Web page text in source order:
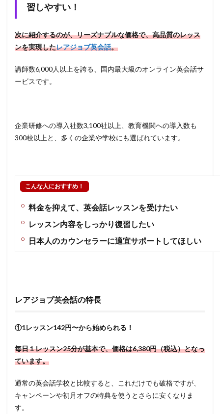
習しやすい！
次に紹介するのが、リーズナブルな価格で、高品質のレッス
ンを実現したレアジョブ英会話。
講師数6,000人以上を誇る、国内最大級のオンライン英会話サ
ービスです。
企業研修への導入社数3,100社以上、教育機関への導入数も
300校以上と、多くの企業や学校にも選ばれています。
こんな人におすすめ！
料金を抑えて、英会話レッスンを受けたい
レッスン内容をしっかり復習したい
日本人のカウンセラーに適宜サポートしてほしい
レアジョブ英会話の特長
①1レッスン142円〜から始められる！
毎日１レッスン25分が基本で、価格は6,380円（税込）となっ
ています。
通常の英会話学校と比較すると、これだけでも破格ですが、
キャンペーンや初月オフの特典を使うとさらに安くなりま
す。